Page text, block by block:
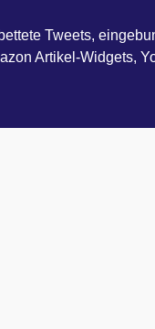
Tweets,
Artikel-Widgets,